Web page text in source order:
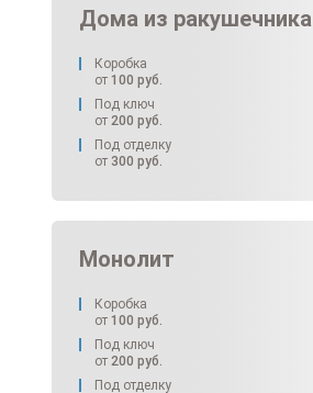
Дома из ракушечника
Коробка
от 100 руб.
Под ключ
от 200 руб.
Под отделку
от 300 руб.
Монолит
Коробка
от 100 руб.
Под ключ
от 200 руб.
Под отделку